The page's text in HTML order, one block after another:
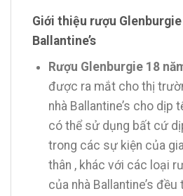
Giới thiệu rượu Glenburgie
Ballantine’s
Rượu Glenburgie 18
được ra mắt cho thị
nhà Ballantine’s cho dịp
có thể sử dụng bất cứ
trong các sự kiện của
thân , khác với các loại
của nhà Ballantine’s